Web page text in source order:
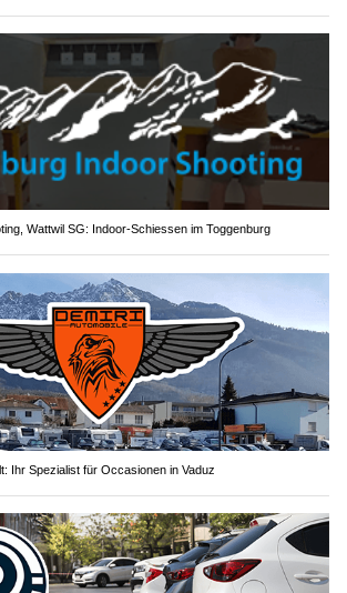
Wattwil SG: Indoor-Schiessen im Toggenburg
Ihr Spezialist für Occasionen in Vaduz